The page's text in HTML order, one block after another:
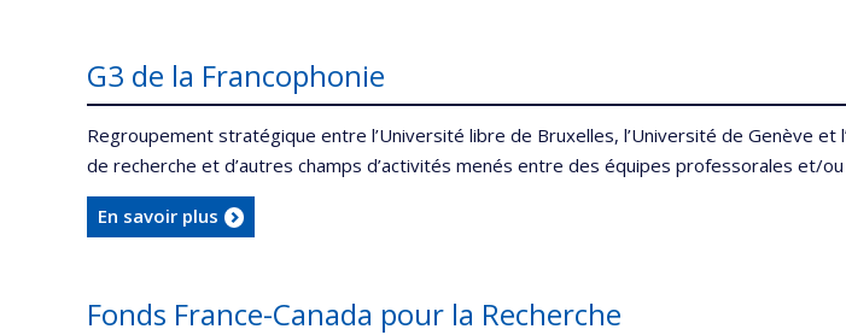
G3 de la Francophonie
Regroupement stratégique entre l’Université libre de Bruxelles, l’Université de Genève
de recherche et d’autres champs d’activités menés entre des équipes professorales et/
En savoir plus
Fonds France-Canada pour la Recherche